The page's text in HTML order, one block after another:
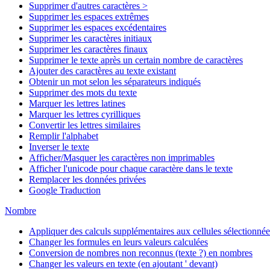
Supprimer d'autres caractères >
Supprimer les espaces extrêmes
Supprimer les espaces excédentaires
Supprimer les caractères initiaux
Supprimer les caractères finaux
Supprimer le texte après un certain nombre de caractères
Ajouter des caractères au texte existant
Obtenir un mot selon les séparateurs indiqués
Supprimer des mots du texte
Marquer les lettres latines
Marquer les lettres cyrilliques
Convertir les lettres similaires
Remplir l'alphabet
Inverser le texte
Afficher/Masquer les caractères non imprimables
Afficher l'unicode pour chaque caractère dans le texte
Remplacer les données privées
Google Traduction
Nombre
Appliquer des calculs supplémentaires aux cellules
Changer les formules en leurs valeurs calculées
Conversion de nombres non reconnus (texte ?) en nombres
Changer les valeurs en texte (en ajoutant ' devant)